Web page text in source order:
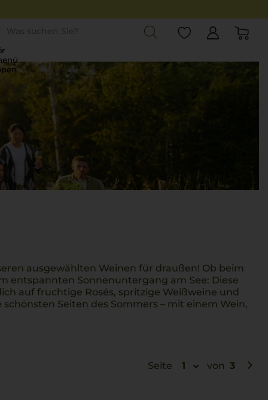
ausgewählten Weinen für draußen! Ob beim
entspannten Sonnenuntergang am See: Diese
auf fruchtige Rosés, spritzige Weißweine und
Seiten des Sommers – mit einem Wein,
Seite 1 von 3